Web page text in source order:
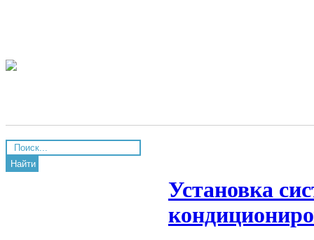
Найти
Установка